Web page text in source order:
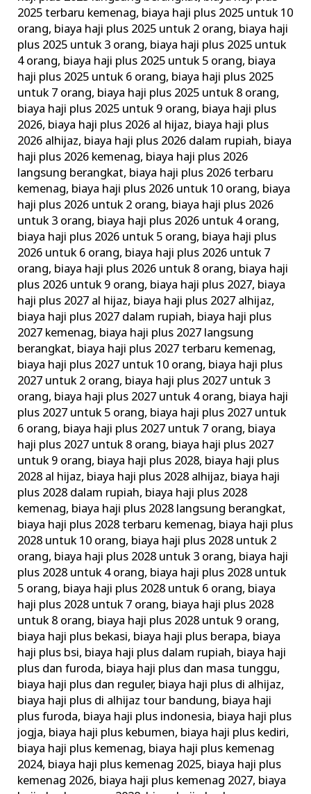
2025 terbaru kemenag, biaya haji plus 2025 untuk 10
orang, biaya haji plus 2025 untuk 2 orang, biaya haji
plus 2025 untuk 3 orang, biaya haji plus 2025 untuk
4 orang, biaya haji plus 2025 untuk 5 orang, biaya
haji plus 2025 untuk 6 orang, biaya haji plus 2025
untuk 7 orang, biaya haji plus 2025 untuk 8 orang,
biaya haji plus 2025 untuk 9 orang, biaya haji plus
2026, biaya haji plus 2026 al hijaz, biaya haji plus
2026 alhijaz, biaya haji plus 2026 dalam rupiah, biaya
haji plus 2026 kemenag, biaya haji plus 2026
langsung berangkat, biaya haji plus 2026 terbaru
kemenag, biaya haji plus 2026 untuk 10 orang, biaya
haji plus 2026 untuk 2 orang, biaya haji plus 2026
untuk 3 orang, biaya haji plus 2026 untuk 4 orang,
biaya haji plus 2026 untuk 5 orang, biaya haji plus
2026 untuk 6 orang, biaya haji plus 2026 untuk 7
orang, biaya haji plus 2026 untuk 8 orang, biaya haji
plus 2026 untuk 9 orang, biaya haji plus 2027, biaya
haji plus 2027 al hijaz, biaya haji plus 2027 alhijaz,
biaya haji plus 2027 dalam rupiah, biaya haji plus
2027 kemenag, biaya haji plus 2027 langsung
berangkat, biaya haji plus 2027 terbaru kemenag,
biaya haji plus 2027 untuk 10 orang, biaya haji plus
2027 untuk 2 orang, biaya haji plus 2027 untuk 3
orang, biaya haji plus 2027 untuk 4 orang, biaya haji
plus 2027 untuk 5 orang, biaya haji plus 2027 untuk
6 orang, biaya haji plus 2027 untuk 7 orang, biaya
haji plus 2027 untuk 8 orang, biaya haji plus 2027
untuk 9 orang, biaya haji plus 2028, biaya haji plus
2028 al hijaz, biaya haji plus 2028 alhijaz, biaya haji
plus 2028 dalam rupiah, biaya haji plus 2028
kemenag, biaya haji plus 2028 langsung berangkat,
biaya haji plus 2028 terbaru kemenag, biaya haji plus
2028 untuk 10 orang, biaya haji plus 2028 untuk 2
orang, biaya haji plus 2028 untuk 3 orang, biaya haji
plus 2028 untuk 4 orang, biaya haji plus 2028 untuk
5 orang, biaya haji plus 2028 untuk 6 orang, biaya
haji plus 2028 untuk 7 orang, biaya haji plus 2028
untuk 8 orang, biaya haji plus 2028 untuk 9 orang,
biaya haji plus bekasi, biaya haji plus berapa, biaya
haji plus bsi, biaya haji plus dalam rupiah, biaya haji
plus dan furoda, biaya haji plus dan masa tunggu,
biaya haji plus dan reguler, biaya haji plus di alhijaz,
biaya haji plus di alhijaz tour bandung, biaya haji
plus furoda, biaya haji plus indonesia, biaya haji plus
jogja, biaya haji plus kebumen, biaya haji plus kediri,
biaya haji plus kemenag, biaya haji plus kemenag
2024, biaya haji plus kemenag 2025, biaya haji plus
kemenag 2026, biaya haji plus kemenag 2027, biaya